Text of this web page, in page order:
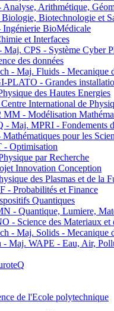
Arithmétique,
Biotechnologie et
BioMédicale
et Interfaces
CPS - Système Cyber
des données
- Maj. Fluids - Mecanique
- Grandes
des Hautes Energies
International de
- Modélisation
Maj. MPRI - Fondements
pour les
Optimisation
par Recherche
Innovation Conception
des Plasmas et de la
- Probabilités et Finance
Quantiques
- Quantique, Lumiere,
- Science des Materiaux et
- Maj. Solids - Mecanique
Maj. WAPE - Eau, Air,
de l'Ecole polytechnique